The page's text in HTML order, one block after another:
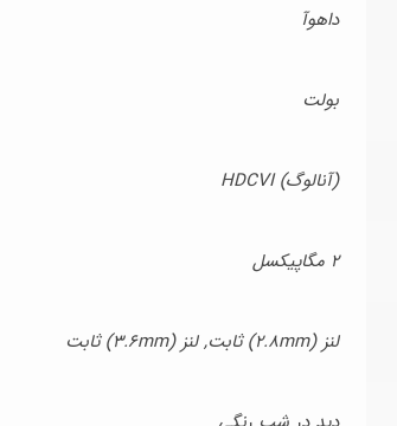
داهوآ
بولت
(آنالوگ) HDCVI
2 مگاپیکسل
لنز (2.8mm) ثابت, لنز (3.6mm) ثابت